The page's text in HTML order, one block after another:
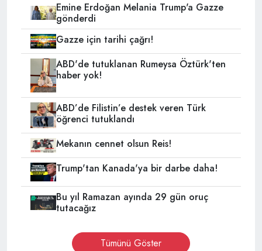
Emine Erdoğan Melania Trump'a Gazze
gönderdi
Gazze için tarihi çağrı!
ABD'de tutuklanan Rumeysa Öztürk'ten
haber yok!
ABD’de Filistin’e destek veren Türk
öğrenci tutuklandı
Mekanın cennet olsun Reis!
Trump'tan Kanada'ya bir darbe daha!
Bu yıl Ramazan ayında 29 gün oruç
tutacağız
Tümünü Göster